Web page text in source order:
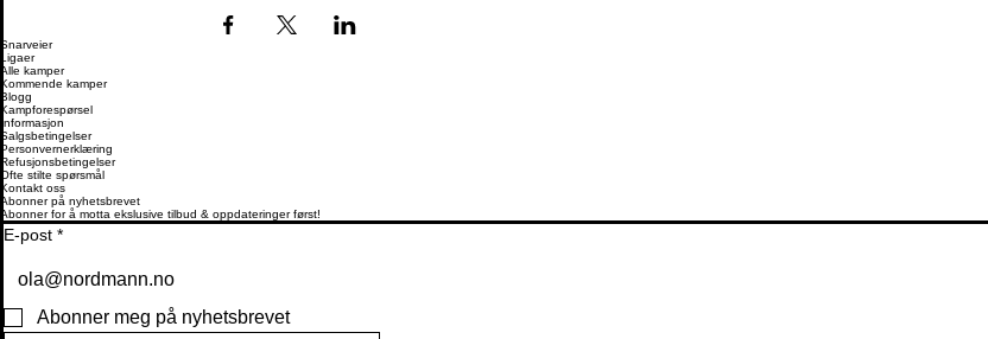
Snarveier
Ligaer
Alle kamper
Kommende kamper
Blogg
Kampforespørsel
Informasjon
Salgsbetingelser
Personvernerklæring
Refusjonsbetingelser
Ofte stilte spørsmål
Kontakt oss
Abonner på nyhetsbrevet
Abonner for å motta ekslusive tilbud & oppdateringer først!
E-post *
Abonner meg på nyhetsbrevet